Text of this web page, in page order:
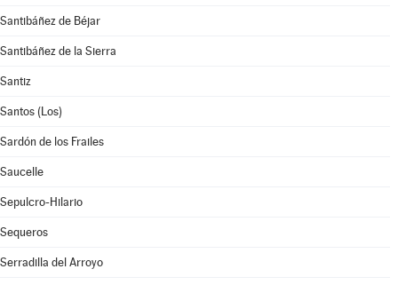
Santibáñez de Béjar
Santibáñez de la Sierra
Santiz
Santos (Los)
Sardón de los Frailes
Saucelle
Sepulcro-Hilario
Sequeros
Serradilla del Arroyo